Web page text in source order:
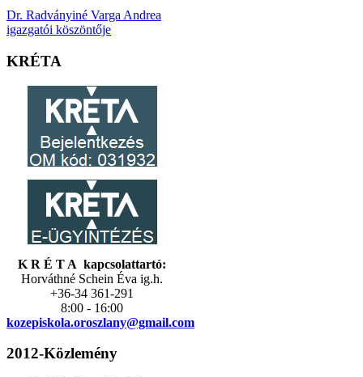
Dr. Radványiné Varga Andrea
igazgatói köszöntője
KRÉTA
K R É T A kapcsolattartó:
Horváthné Schein Éva ig.h.
+36-34 361-291
8:00 - 16:00
kozepiskola.oroszlany@gmail.com
2012-Közlemény